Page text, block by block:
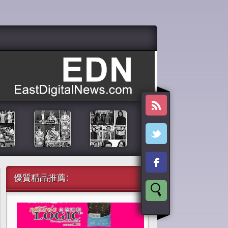
優質精品推薦: